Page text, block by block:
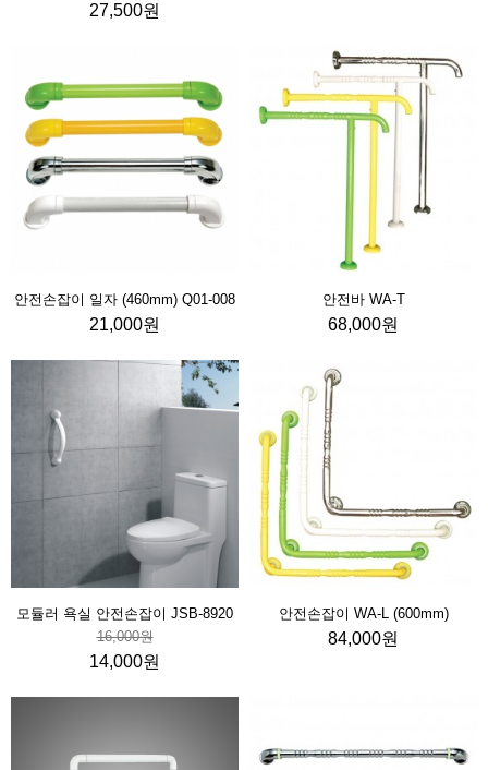
27,500원
안전손잡이 일자 (460mm) Q01-008
21,000원
안전바 WA-T
68,000원
모듈러 욕실 안전손잡이 JSB-8920
16,000원
14,000원
안전손잡이 WA-L (600mm)
84,000원